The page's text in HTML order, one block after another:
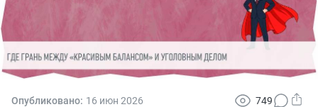
Опубликовано: 16 июн 2026 749